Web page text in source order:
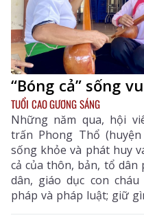
“Bóng cả” sống
TUỔI CAO GƯƠNG SÁNG
Những năm qua, hội
trấn Phong Thổ
sống khỏe và phát huy
cả của thôn, bản, tổ
dân, giáo dục con
pháp và pháp luật; giữ
dựng đời sống văn hóa